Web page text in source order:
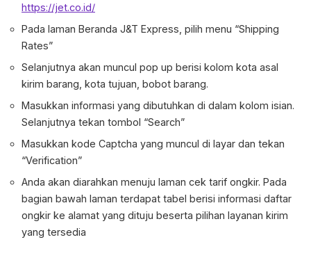
https://jet.co.id/
Pada laman Beranda J&T Express, pilih menu “Shipping
Rates”
Selanjutnya akan muncul pop up berisi kolom kota asal
kirim barang, kota tujuan, bobot barang.
Masukkan informasi yang dibutuhkan di dalam kolom isian.
Selanjutnya tekan tombol “Search”
Masukkan kode Captcha yang muncul di layar dan tekan
“Verification”
Anda akan diarahkan menuju laman cek tarif ongkir. Pada
bagian bawah laman terdapat tabel berisi informasi daftar
ongkir ke alamat yang dituju beserta pilihan layanan kirim
yang tersedia